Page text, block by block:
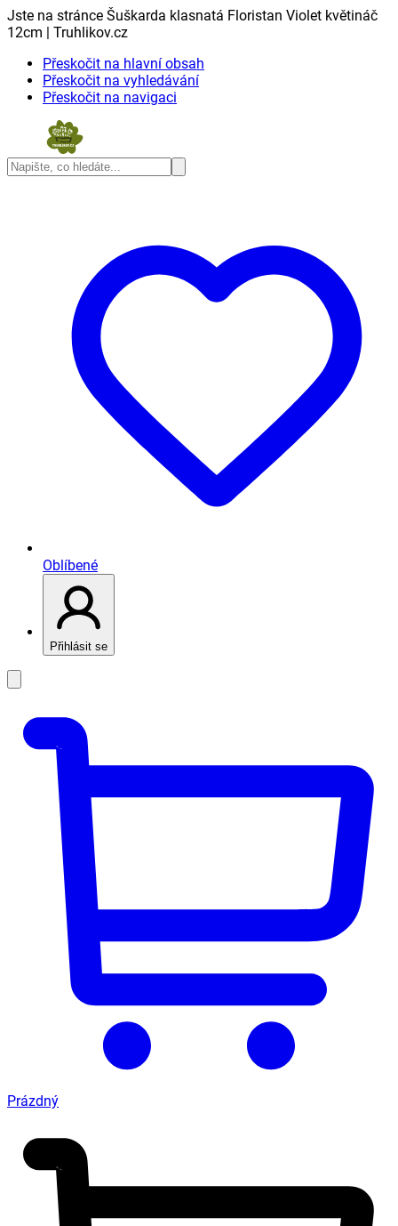
Jste na stránce Šuškarda klasnatá Floristan Violet květináč
12cm | Truhlikov.cz
Přeskočit na hlavní obsah
Přeskočit na vyhledávání
Přeskočit na navigaci
Oblíbené
Přihlásit se
Prázdný